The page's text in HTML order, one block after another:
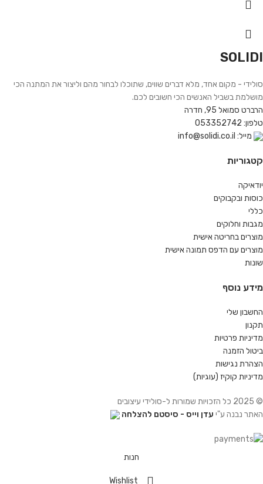
SOLIDI
סולידי - מקום אחד, מלא דברים שווים, שתוכלו לבחור מהם וליצור את המתנה הכי
מושלמת בשביל האנשים הכי חשובים לכם.
הרברט סמואל 95, חדרה
טלפון: 053352742
מייל: info@solidi.co.il
קטגוריות
יודאיקה
כוסות ובקבוקים
כללי
מגבות וחלוקים
מוצרים בחריטה אישית
מוצרים עם הדפס תמונה אישית
שונות
מידע נוסף
החשבון שלי
תקנון
מדיניות פרטיות
ביטול הזמנה
הצהרת נגישות
מדיניות קוקיז (עוגיות)
© 2025 כל הזכויות שמורות ל-סולידי עיצובים
האתר נבנה ע"י עדן וייס - סיסטם להצלחה
חנות
Wishlist